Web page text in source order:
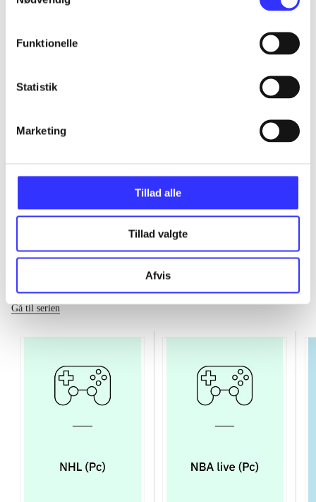
Funktionelle
Statistik
Marketing
Tillad alle
Tillad valgte
Afvis
...
...
...
Gå til serien